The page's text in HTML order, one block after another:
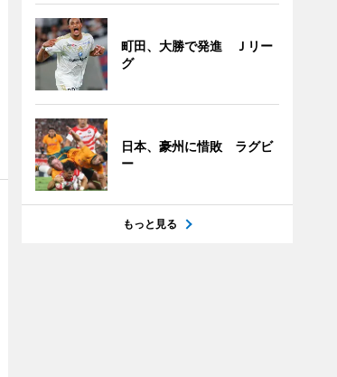
町田、大勝で発進 Ｊリー
グ
日本、豪州に惜敗 ラグビ
ー
もっと見る